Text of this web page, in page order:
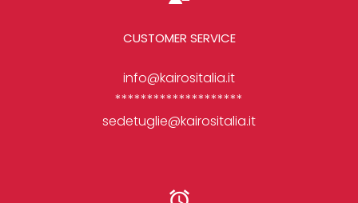
CUSTOMER SERVICE
info@kairositalia.it
********************
sedetuglie@kairositalia.it